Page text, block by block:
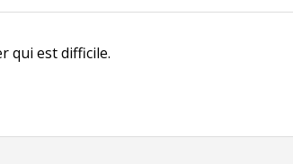
qui est difficile.